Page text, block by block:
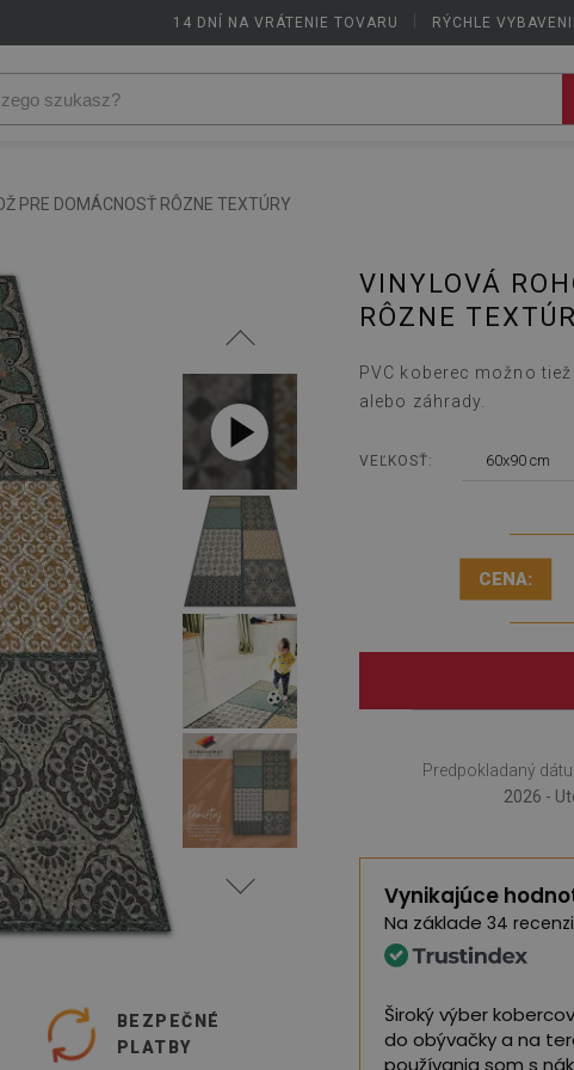
14 DNÍ NA VRÁTENIE TOVARU RÝCHLE
PRE DOMÁCNOSŤ RÔZNE TEXTÚRY
BEZPEČNÉ
PLATBY
VINYLOVÁ
RÔZNE
PVC koberec možno
alebo záhrady.
VEĽKOSŤ: 60x90 cm
CENA:
Predpokladaný
2026 -
Vynikajúce
Na základe 34
kvality, som veľmi spokojný
pozrite si originál
Široký výber
do obývačky a na
používania som s